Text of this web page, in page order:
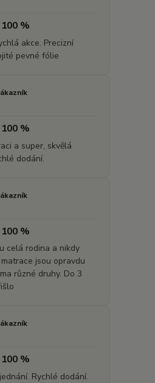
100 %
akce. Precizní
pevné fólie
100 %
a super, skvělá
dodání.
100 %
celá rodina a nikdy
jsou opravdu
různé druhy. Do 3
100 %
Rychlé dodání.